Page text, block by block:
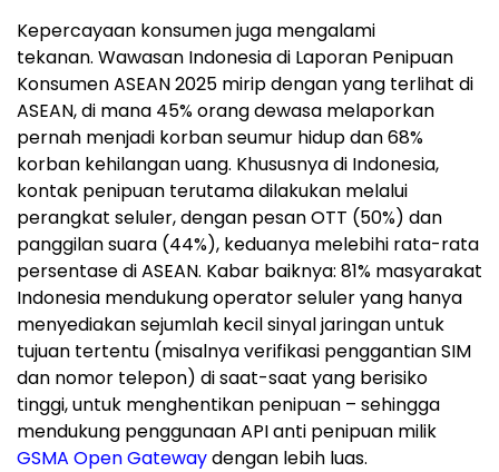
Kepercayaan konsumen juga mengalami
tekanan. Wawasan Indonesia di Laporan Penipuan
Konsumen ASEAN 2025 mirip dengan yang terlihat di
ASEAN, di mana 45% orang dewasa melaporkan
pernah menjadi korban seumur hidup dan 68%
korban kehilangan uang. Khususnya di Indonesia,
kontak penipuan terutama dilakukan melalui
perangkat seluler, dengan pesan OTT (50%) dan
panggilan suara (44%), keduanya melebihi rata-rata
persentase di ASEAN. Kabar baiknya: 81% masyarakat
Indonesia mendukung operator seluler yang hanya
menyediakan sejumlah kecil sinyal jaringan untuk
tujuan tertentu (misalnya verifikasi penggantian SIM
dan nomor telepon) di saat-saat yang berisiko
tinggi, untuk menghentikan penipuan – sehingga
mendukung penggunaan API anti penipuan milik
GSMA Open Gatewaydengan lebih luas.